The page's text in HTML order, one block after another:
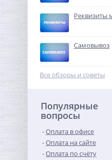
Ниппель
1"1/2 (НР) латунь
1 521,00 руб.
Реквизиты
Самовывоз
Все обзоры и советы
Популярные
вопросы
Оплата в офисе
Оплата на сайте
Оплата по счёту